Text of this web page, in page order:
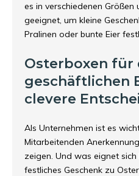
es in verschiedenen
geeignet, um kleine
Pralinen oder bunte Eier
Osterboxen für
geschäftlichen
clevere
Als Unternehmen ist es
Mitarbeitenden
zeigen. Und was eignet
festliches Geschenk zu